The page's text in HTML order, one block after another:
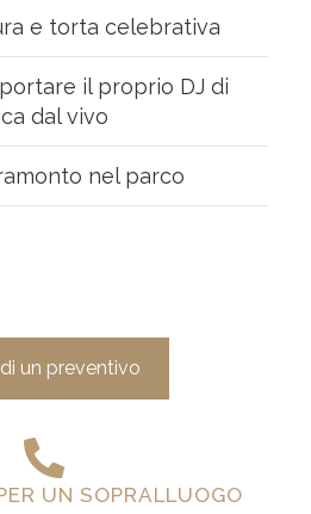
e torta celebrativa
il proprio DJ di
dal vivo
nel parco
un preventivo
UN SOPRALLUOGO